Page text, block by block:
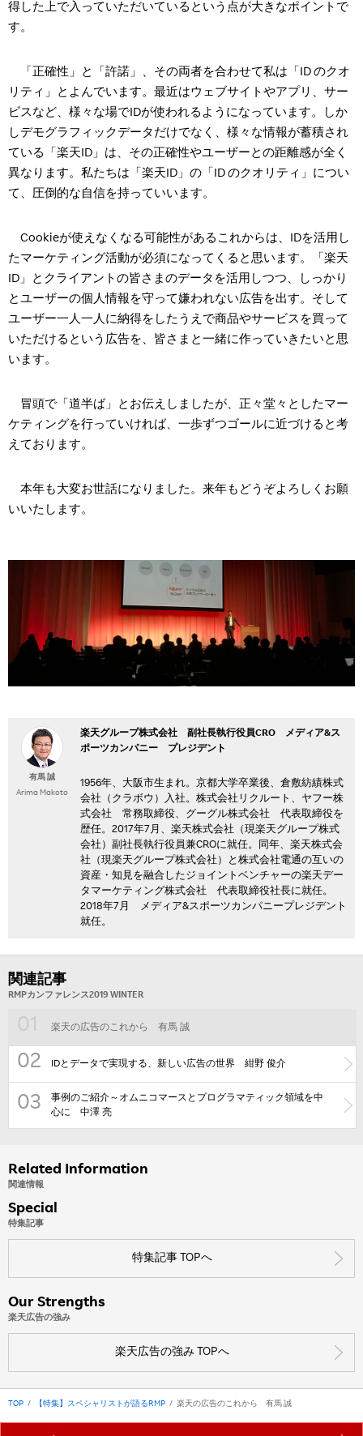
得した上で入っていただいているという点が大きなポイントで
す。
「正確性」と「許諾」、その両者を合わせて私は「ID のクオ
リティ」とよんでいます。最近はウェブサイトやアプリ、サー
ビスなど、様々な場でIDが使われるようになっています。しか
しデモグラフィックデータだけでなく、様々な情報が蓄積され
ている「楽天ID」は、その正確性やユーザーとの距離感が全く
異なります。私たちは「楽天ID」の「ID のクオリティ」につい
て、圧倒的な自信を持っていいます。
Cookieが使えなくなる可能性があるこれからは、IDを活用し
たマーケティング活動が必須になってくると思います。「楽天
ID」とクライアントの皆さまのデータを活用しつつ、しっかり
とユーザーの個人情報を守って嫌われない広告を出す。そして
ユーザー一人一人に納得をしたうえで商品やサービスを買って
いただけるという広告を、皆さまと一緒に作っていきたいと思
います。
冒頭で「道半ば」とお伝えしましたが、正々堂々としたマー
ケティングを行っていければ、一歩ずつゴールに近づけると考
えております。
本年も大変お世話になりました。来年もどうぞよろしくお願
いいたします。
有馬 誠
Arima Makoto
楽天グループ株式会社 副社長執行役員CRO メディア&ス
ポーツカンパニー プレジデント
1956年、大阪市生まれ。京都大学卒業後、倉敷紡績株式
会社（クラボウ）入社。株式会社リクルート、ヤフー株
式会社 常務取締役、グーグル株式会社 代表取締役を
歴任。2017年7月、楽天株式会社（現楽天グループ株式
会社）副社長執行役員兼CROに就任。同年、楽天株式会
社（現楽天グループ株式会社）と株式会社電通の互いの
資産・知見を融合したジョイントベンチャーの楽天デー
タマーケティング株式会社 代表取締役社長に就任。
2018年7月 メディア&スポーツカンパニープレジデント
就任。
関連記事
RMPカンファレンス2019 WINTER
01 楽天の広告のこれから 有馬 誠
02 IDとデータで実現する、新しい広告の世界 紺野 俊介
03
事例のご紹介～オムニコマースとプログラマティック領域を中
心に 中澤 亮
Related Information
関連情報
Special
特集記事
特集記事 TOPへ
Our Strengths
楽天広告の強み
楽天広告の強み TOPへ
TOP 【特集】スペシャリストが語るRMP 楽天の広告のこれから 有馬 誠